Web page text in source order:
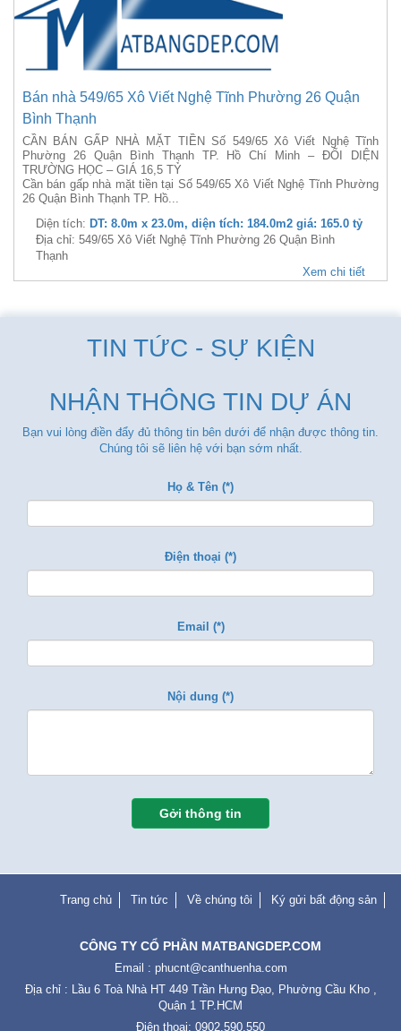
Bán nhà 549/65 Xô Viết Nghệ Tĩnh Phường 26 Quận
Bình Thạnh
CẦN BÁN GẤP NHÀ MẶT TIỀN Số 549/65 Xô Viết Nghệ Tĩnh
Phường 26 Quận Bình Thạnh TP. Hồ Chí Minh – ĐỐI DIỆN
TRƯỜNG HỌC – GIÁ 16,5 TỶ
Cần bán gấp nhà mặt tiền tại Số 549/65 Xô Viết Nghệ Tĩnh Phường
26 Quận Bình Thạnh TP. Hồ...
Diện tích: DT: 8.0m x 23.0m, diện tích: 184.0m2 giá: 165.0 tỷ
Địa chỉ: 549/65 Xô Viết Nghệ Tĩnh Phường 26 Quận Bình
Thạnh
Xem chi tiết
TIN TỨC - SỰ KIỆN
NHẬN THÔNG TIN DỰ ÁN
Bạn vui lòng điền đẩy đủ thông tin bên dưới để nhận được thông tin.
Chúng tôi sẽ liên hệ với bạn sớm nhất.
Họ & Tên (*)
Điện thoại (*)
Email (*)
Nội dung (*)
Gởi thông tin
Trang chủ Tin tức Về chúng tôi Ký gửi bất động sản
CÔNG TY CỔ PHẦN MATBANGDEP.COM
Email : phucnt@canthuenha.com
Địa chỉ : Lầu 6 Toà Nhà HT 449 Trần Hưng Đạo, Phường Cầu Kho ,
Quận 1 TP.HCM
Điện thoại: 0902.590.550